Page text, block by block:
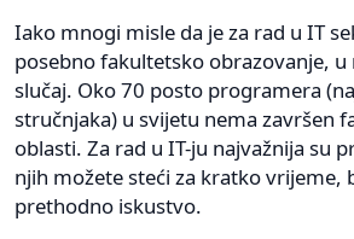
Iako mnogi misle da je za rad u IT
posebno fakultetsko obrazovanje,
slučaj. Oko 70 posto programera
stručnjaka) u svijetu nema završen
oblasti. Za rad u IT-ju najvažnija su
njih možete steći za kratko vrijeme,
prethodno iskustvo.